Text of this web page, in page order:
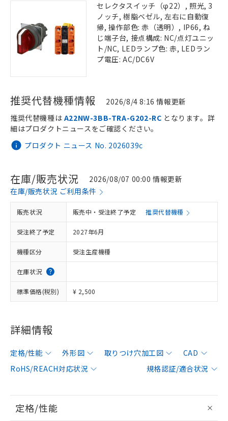
セレクタスイッチ（φ22）, 照光, 3
ノッチ, 樹脂ベゼル, 左右に自動復
帰, 操作部色: 赤（透明）, IP66, ね
じ端子台, 接点構成: NC/点灯ユニッ
ト/NC, LEDランプ色: 赤, LEDラン
プ電圧: AC/DC6V
推奨代替機種情報 2026/8/4 8:16 情報更新
プロダクト ニュース No. 2026039c
推奨代替機種は A22NW-3BB-TRA-G202-RC となります。詳
細はプロダクトニュースをご確認ください。
在庫/販売状況
2026/08/07 00:00 情報更新
在庫/販売状況 ご利用条件
販売状況 販売中・受注終了予定 推奨代替機種
受注終了予定 2027年6月
機種区分 受注生産機種
在庫状況
標準価格(税別) ¥ 2,500
詳細情報
定格/性能 外形図 取りつけ穴加工図
CAD
RoHS/REACH対応状況
規格認証/適合状況
定格/性能